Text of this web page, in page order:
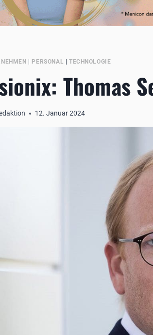
| PERSONAL | TECHNOLOGIE
Thomas
12. Januar 2024